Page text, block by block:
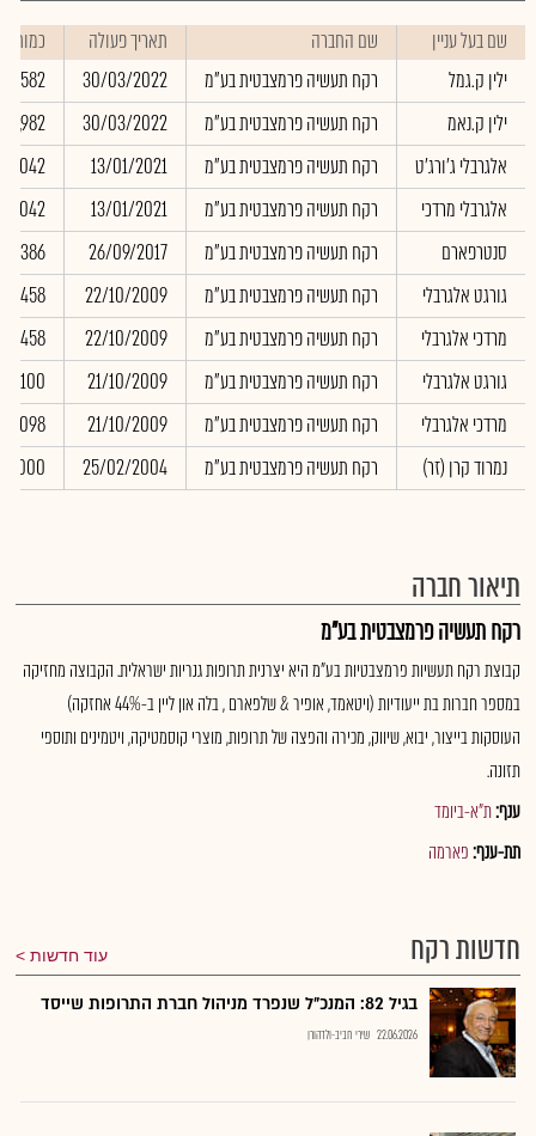
שם בעל עניין שם החברה תאריך פעולה
כמות
ילין ק.גמל
רקח תעשיה פרמצבטית בע"מ 30/03/2022
582
ילין ק.נאמ
רקח תעשיה פרמצבטית בע"מ 30/03/2022
1,982
אלגרבלי ג'ורג'ט
רקח תעשיה פרמצבטית בע"מ 13/01/2021
אלגרבלי מרדכי
רקח תעשיה פרמצבטית בע"מ 13/01/2021
סנטרפארם
רקח תעשיה פרמצבטית בע"מ 26/09/2017
89,386
גורגט אלגרבלי
רקח תעשיה פרמצבטית בע"מ 22/10/2009
458
מרדכי אלגרבלי
רקח תעשיה פרמצבטית בע"מ 22/10/2009
458
גורגט אלגרבלי
רקח תעשיה פרמצבטית בע"מ 21/10/2009
8,100
מרדכי אלגרבלי
רקח תעשיה פרמצבטית בע"מ 21/10/2009
8,098
נמרוד קרן (זר)
רקח תעשיה פרמצבטית בע"מ 25/02/2004
תיאור חברה
רקח תעשיה פרמצבטית בע"מ
קבוצת רקח תעשיות פרמצבטיות בע"מ היא יצרנית תרופות גנריות ישראלית. הקבוצה מחזיקה
במספר חברות בת ייעודיות (ויטאמד, אופיר & שלפארם , בלה און ליין ב-44% אחזקה)
העוסקות בייצור, יבוא, שיווק, מכירה והפצה של תרופות, מוצרי קוסמטיקה, ויטמינים ותוספי
תזונה.
ענף:ת"א-ביומד
תת-ענף:פארמה
חדשות רקח עוד חדשות
בגיל 82: המנכ"ל שנפרד מניהול חברת התרופות שייסד
22.06.2026 שירי חביב-ולדהורן